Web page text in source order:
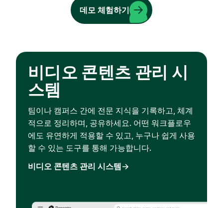
데모 체험하기
비디오 콘텐츠 관리 시
스템
팀이나 캠퍼스 간에 전문 지식을 기록하고, 체계
적으로 정리하며, 공유하세요. 어떤 워크플로우
에도 유연하게 적용할 수 있고, 누구나 쉽게 사용
할 수 있는 도구를 통해 가능합니다.
비디오 콘텐츠 관리 시스템